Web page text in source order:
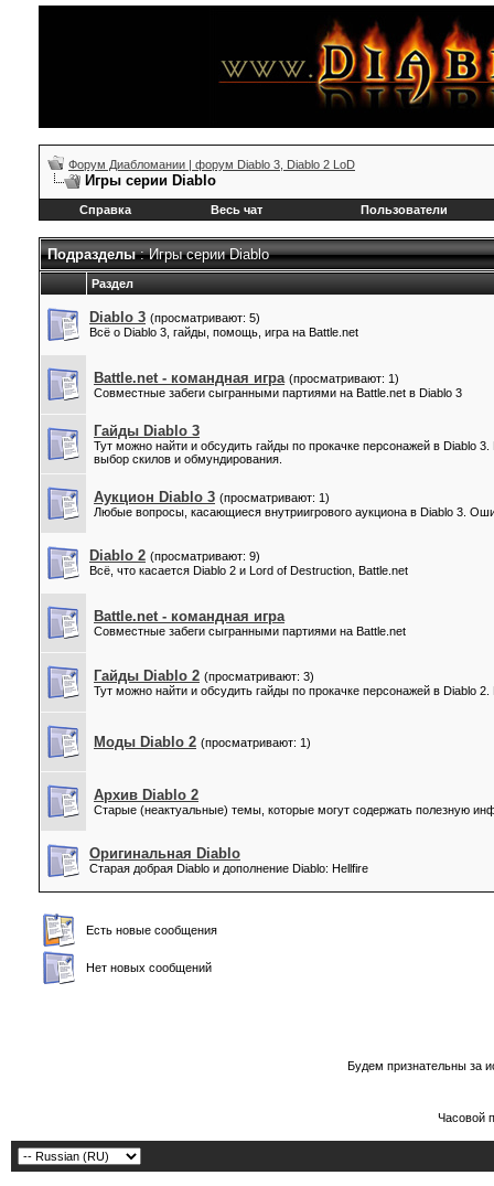
Форум Диабломании | форум Diablo 3, Diablo 2 LoD
Игры серии Diablo
Справка Весь чат Пользователи
Подразделы: Игры серии Diablo
Раздел
Diablo 3 (просматривают: 5)
Всё о Diablo 3, гайды, помощь, игра на Battle.net
Battle.net - командная игра (просматривают: 1)
Совместные забеги сыгранными партиями на Battle.net в Diablo 3
Гайды Diablo 3
Тут можно найти и обсудить гайды по прокачке персонажей в Diablo
выбор скилов и обмундирования.
Аукцион Diablo 3 (просматривают: 1)
Любые вопросы, касающиеся внутриигрового аукциона в Diablo 3.
Diablo 2 (просматривают: 9)
Всё, что касается Diablo 2 и Lord of Destruction, Battle.net
Battle.net - командная игра
Совместные забеги сыгранными партиями на Battle.net
Гайды Diablo 2 (просматривают: 3)
Тут можно найти и обсудить гайды по прокачке персонажей в Diablo
Моды Diablo 2 (просматривают: 1)
Архив Diablo 2
Старые (неактуальные) темы, которые могут содержать полезную
Оригинальная Diablo
Старая добрая Diablo и дополнение Diablo: Hellfire
Есть новые сообщения
Нет новых сообщений
Будем признательны за
Часовой